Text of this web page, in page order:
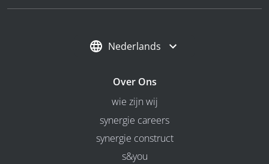
Nederlands
Over Ons
wie zijn wij
synergie careers
synergie construct
s&you